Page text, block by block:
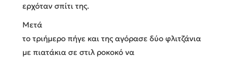
ερχόταν σπίτι της.
Μετά
το τριήμερο πήγε και της αγόρασε δύο φλιτζάνια
με πιατάκια σε στιλ ροκοκό να